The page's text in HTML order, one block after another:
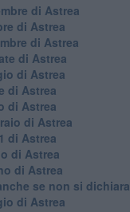
di Astrea
di Astrea
di Astrea
di Astrea
di Astrea
di Astrea
di Astrea
di Astrea
di Astrea
di Astrea
di Astrea
se non si dichiara
di Astrea